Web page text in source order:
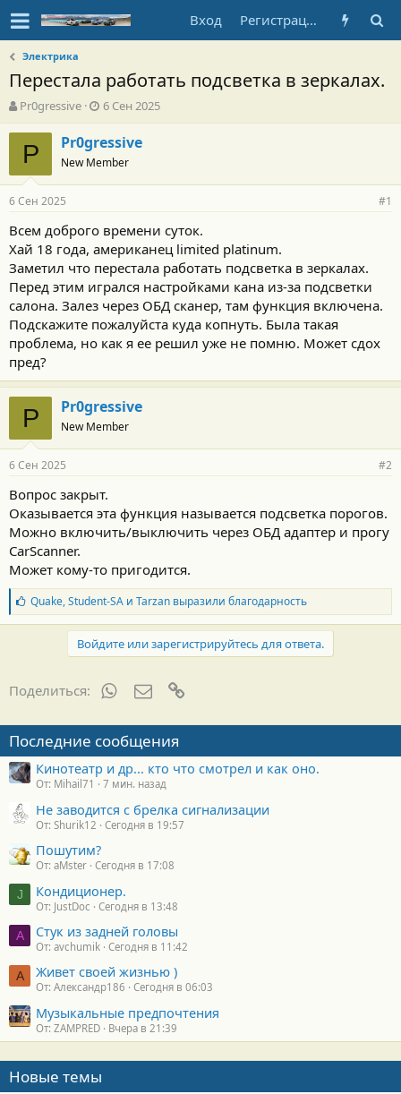
Вход Регистрация
Электрика
Перестала работать подсветка в зеркалах.
А
в
т
т
е
м
ы
Pr0gressive
Д
а
т
а
н
а
а
л
а
6 Сен 2025
P Pr0gressive
New Member
6 Сен 2025 #1
Всем доброго времени суток.
Хай 18 года, американец limited platinum.
Заметил что перестала работать подсветка в зеркалах.
Перед этим игрался настройками кана из-за подсветки
салона. Залез через ОБД сканер, там функция включена.
Подскажите пожалуйста куда копнуть. Была такая
проблема, но как я ее решил уже не помню. Может сдох
пред?
P Pr0gressive
New Member
6 Сен 2025 #2
Вопрос закрыт.
Оказывается эта функция называется подсветка порогов.
Можно включить/выключить через ОБД адаптер и прогу
CarScanner.
Может кому-то пригодится.
Б
л
а
а
р
о
с
т
и
:
Quake,Student-SAи Tarzanвыразили благодарность
Войдите или зарегистрируйтесь для ответа.
Поделиться: WhatsAppЭлектронная почта
Последние сообщения
Кинотеатр и др... кто что смотрел и как оно.
От: Mihail71 7 мин. назад
Не заводится с брелка сигнализации
От: Shurik12 Сегодня в 19:57
Пошутим?
От: aMster Сегодня в 17:08
J Кондиционер.
От: JustDoc Сегодня в 13:48
A Стук из задней головы
От: avchumik Сегодня в 11:42
А Живет своей жизнью )
От: Александр186 Сегодня в 06:03
Музыкальные предпочтения
От: ZAMPRED Вчера в 21:39
Новые темы